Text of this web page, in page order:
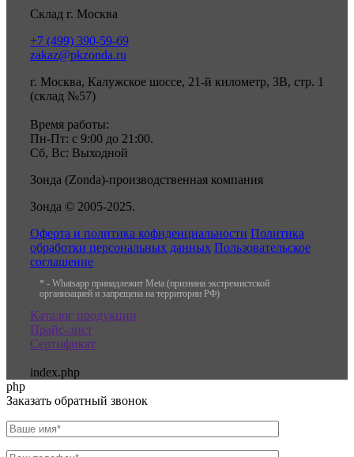
Склад г. Москва
+7 (499) 390-59-69
zakaz@pkzonda.ru
г. Москва, Калужское шоссе, 21-й километр, 3В, стр. 1
(склад №57)
Время работы:
Пн-Пт: с 9:00 до 21:00.
Сб, Вс: Выходной
Зонда (Zonda)-производственная компания
Зонда © 2005-2025.
Оферта и политика кофиденциальности Политика
обработки персональных данных Пользовательское
соглашение
* - Whatsapp принадлежит Meta (признана экстремистской
организацией и запрещена на территории РФ)
Каталог продукции
Прайс-лист
Сертификат
index.php
php
Заказать обратный звонок